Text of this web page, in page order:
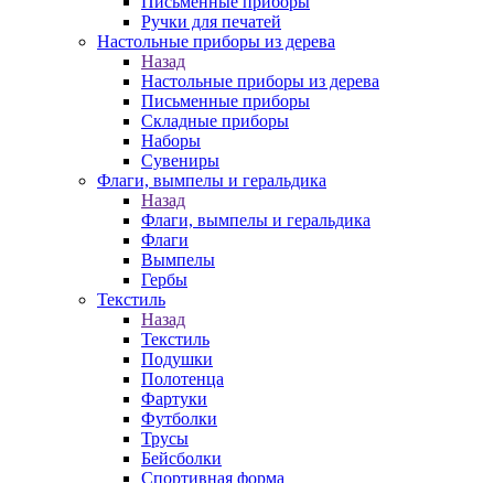
Ручки для печатей
Настольные приборы из дерева
Назад
Настольные приборы из дерева
Письменные приборы
Складные приборы
Наборы
Сувениры
Флаги, вымпелы и геральдика
Назад
Флаги, вымпелы и геральдика
Флаги
Вымпелы
Гербы
Текстиль
Назад
Текстиль
Подушки
Полотенца
Фартуки
Футболки
Трусы
Бейсболки
Спортивная форма